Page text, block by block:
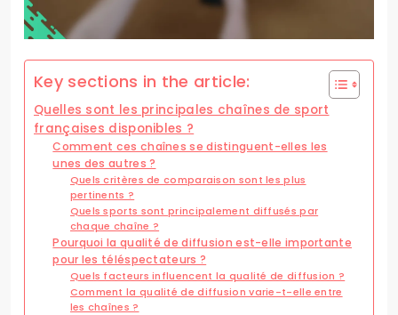
Key sections in the article:
Quelles sont les principales chaînes de sport
françaises disponibles ?
Comment ces chaînes se distinguent-elles les
unes des autres ?
Quels critères de comparaison sont les plus
pertinents ?
Quels sports sont principalement diffusés par
chaque chaîne ?
Pourquoi la qualité de diffusion est-elle importante
pour les téléspectateurs ?
Quels facteurs influencent la qualité de diffusion ?
Comment la qualité de diffusion varie-t-elle entre
les chaînes ?